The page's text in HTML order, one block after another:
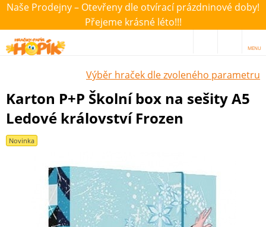
Naše Prodejny – Otevřeny dle otvírací prázdninové doby!
Přejeme krásné léto!!!
MENU
Výběr hraček dle zvoleného parametru
Karton P+P Školní box na sešity A5
Ledové království Frozen
Novinka